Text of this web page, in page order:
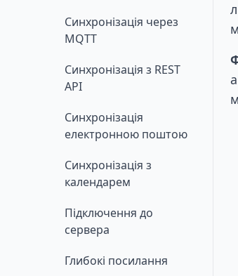
Синхронізація через
MQTT
Синхронізація з REST
API
Синхронізація
електронною поштою
Синхронізація з
календарем
Підключення до
сервера
Глибокі посилання